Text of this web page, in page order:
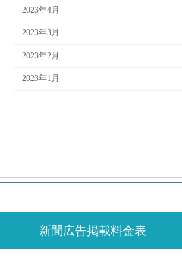
2023年4月
2023年3月
2023年2月
2023年1月
新聞広告掲載料金表